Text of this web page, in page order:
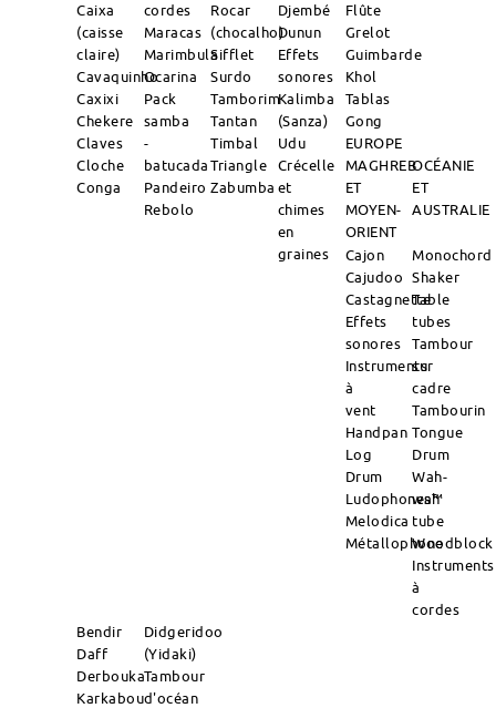
Caixa
(caisse
claire)
Cavaquinho
Caxixi
Chekere
Claves
Cloche
Conga
cordes
Maracas
Marimbula
Ocarina
Pack
samba
-
batucada
Pandeiro
Rebolo
Rocar
(chocalho)
Sifflet
Surdo
Tamborim
Tantan
Timbal
Triangle
Zabumba
Djembé
Dunun
Effets
sonores
Kalimba
(Sanza)
Udu
Crécelle
et
chimes
en
graines
Flûte
Grelot
Guimbarde
Khol
Tablas
Gong
EUROPE
MAGHREB
ET
MOYEN-
ORIENT
OCÉANIE
ET
AUSTRALIE
Cajon
Cajudoo
Castagnette
Effets
sonores
Instruments
à
vent
Handpan
Log
Drum
Ludophones™
Melodica
Métallophone
Monochord
Shaker
Table
tubes
Tambour
sur
cadre
Tambourin
Tongue
Drum
Wah-
wah
tube
Woodblock
Instruments
à
cordes
Bendir
Daff
Derbouka
Karkabou
Didgeridoo
(Yidaki)
Tambour
d'océan